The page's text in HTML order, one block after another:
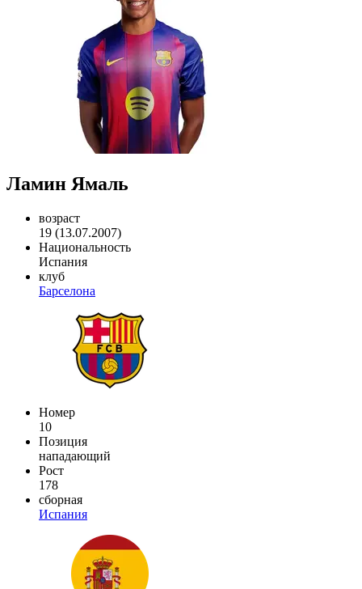
Ламин Ямаль
возраст
19 (13.07.2007)
Национальность
Испания
клуб
Барселона
Номер
10
Позиция
нападающий
Рост
178
сборная
Испания